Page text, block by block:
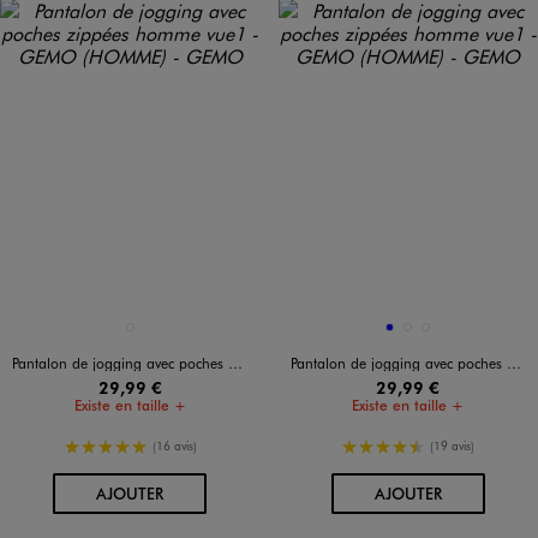
Pantalon de jogging avec poches zippées homme
29,99 €
Existe en taille +
5/5 de moyenne
(16 avis)
AJOUTERAU PANIER
Disponible en 3 coloris
BLEU
Pantalon de jogging avec poches zippées homme
29,99 €
Existe en taille +
4.5/5 de moyenne
(19 avis)
AJOUTERAU PANIER